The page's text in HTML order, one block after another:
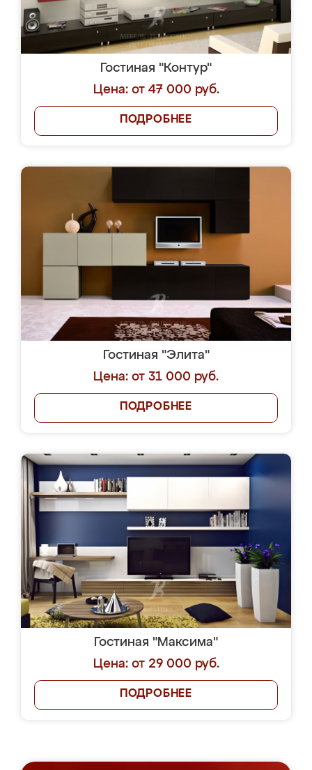
Гостиная "Контур"
Цена: от 47 000 руб.
ПОДРОБНЕЕ
Гостиная "Элита"
Цена: от 31 000 руб.
ПОДРОБНЕЕ
Гостиная "Максима"
Цена: от 29 000 руб.
ПОДРОБНЕЕ